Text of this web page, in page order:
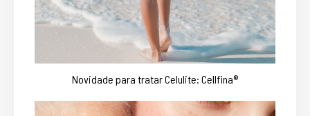
Novidade para tratar Celulite: Cellfina®